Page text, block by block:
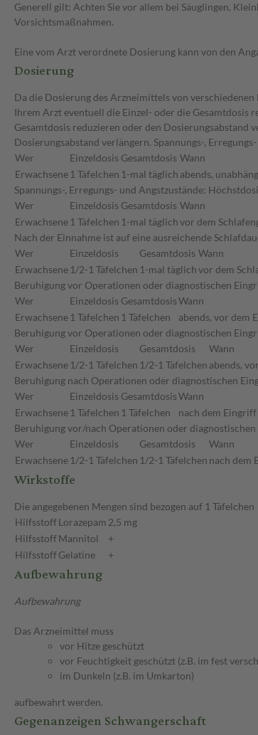
Generell gilt: Achten Sie vor allem bei Säuglingen,
Vorsichtsmaßnahmen.
Eine vom Arzt verordnete Dosierung kann von den
Dosierung
Da die Dosierung des Arzneimittels von
Ihrem Arzt eventuell die Einzel- oder die Gesamtdosis
Gesamtdosis reduzieren oder den Dosierungsabstand
Dosierungsabstand verlängern. Spannungs-,
Wer
Einzeldosis Gesamtdosis Wann
Erwachsene 1 Täfelchen 1-mal täglich abends,
Spannungs-, Erregungs- und Angstzustände:
Wer
Einzeldosis Gesamtdosis Wann
Erwachsene 1 Täfelchen 1-mal täglichvor dem
Nach der Einnahme ist auf eine ausreichende
Wer
Einzeldosis Gesamtdosis Wann
Erwachsene 1/2-1 Täfelchen 1-mal täglichvor dem
Beruhigung vor Operationen oder diagnostischen
Wer
Einzeldosis GesamtdosisWann
Erwachsene 1 Täfelchen 1 Täfelchen
abends, vor dem
Beruhigung vor Operationen oder diagnostischen
Wer
Einzeldosis Gesamtdosis
Wann
Erwachsene 1/2-1 Täfelchen 1/2-1 Täfelchen abends,
Beruhigung nach Operationen oder diagnostischen
Wer
Einzeldosis GesamtdosisWann
Erwachsene 1 Täfelchen 1 Täfelchen
nach dem Eingriff
Beruhigung vor/nach Operationen oder
Wer
Einzeldosis Gesamtdosis
Wann
Erwachsene 1/2-1 Täfelchen 1/2-1 Täfelchen nach dem
Wirkstoffe
Die angegebenen Mengen sind bezogen auf 1 Täfelchen
HilfsstoffLorazepam 2,5 mg
HilfsstoffMannitol
+
HilfsstoffGelatine +
Aufbewahrung
Aufbewahrung
Das Arzneimittel muss
vor Hitze geschützt
vor Feuchtigkeit geschützt (z.B. im fest
im Dunkeln (z.B. im Umkarton)
aufbewahrt werden.
Gegenanzeigen Schwangerschaft